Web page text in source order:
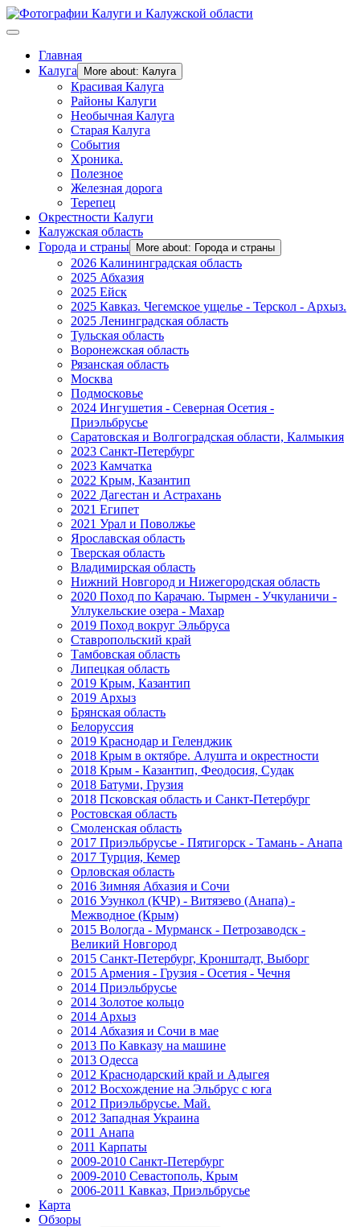
Главная
Калуга
More about: Калуга
Красивая Калуга
Районы Калуги
Необычная Калуга
Старая Калуга
События
Хроника.
Полезное
Железная дорога
Терепец
Окрестности Калуги
Калужская область
Города и страны
More about: Города и страны
2026 Калининградская область
2025 Абхазия
2025 Ейск
2025 Кавказ. Чегемское ущелье - Терскол - Архыз.
2025 Ленинградская область
Тульская область
Воронежская область
Рязанская область
Москва
Подмосковье
2024 Ингушетия - Северная Осетия -
Приэльбрусье
Саратовская и Волгоградская области, Калмыкия
2023 Санкт-Петербург
2023 Камчатка
2022 Крым, Казантип
2022 Дагестан и Астрахань
2021 Египет
2021 Урал и Поволжье
Ярославская область
Тверская область
Владимирская область
Нижний Новгород и Нижегородская область
2020 Поход по Карачаю. Тырмен - Учкуланичи -
Уллукельские озера - Махар
2019 Поход вокруг Эльбруса
Ставропольский край
Тамбовская область
Липецкая область
2019 Крым, Казантип
2019 Архыз
Брянская область
Белоруссия
2019 Краснодар и Геленджик
2018 Крым в октябре. Алушта и окрестности
2018 Крым - Казантип, Феодосия, Судак
2018 Батуми, Грузия
2018 Псковская область и Санкт-Петербург
Ростовская область
Смоленская область
2017 Приэльбрусье - Пятигорск - Тамань - Анапа
2017 Турция, Кемер
Орловская область
2016 Зимняя Абхазия и Сочи
2016 Узункол (КЧР) - Витязево (Анапа) -
Межводное (Крым)
2015 Вологда - Мурманск - Петрозаводск -
Великий Новгород
2015 Санкт-Петербург, Кронштадт, Выборг
2015 Армения - Грузия - Осетия - Чечня
2014 Приэльбрусье
2014 Золотое кольцо
2014 Архыз
2014 Абхазия и Сочи в мае
2013 По Кавказу на машине
2013 Одесса
2012 Краснодарский край и Адыгея
2012 Восхождение на Эльбрус с юга
2012 Приэльбрусье. Май.
2012 Западная Украина
2011 Анапа
2011 Карпаты
2009-2010 Санкт-Петербург
2009-2010 Севастополь, Крым
2006-2011 Кавказ, Приэльбрусье
Карта
Обзоры